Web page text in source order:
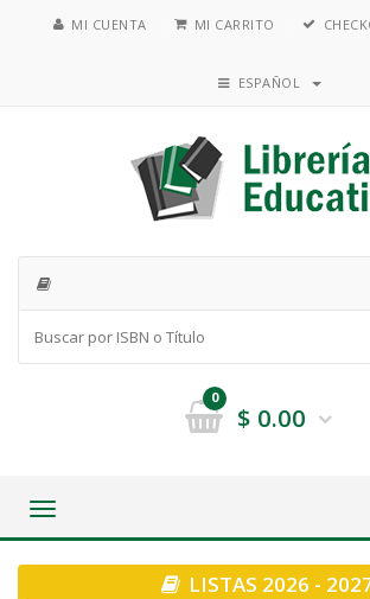
MI CUENTA MI CARRITO
ESPAÑOL
0
$ 0.00
Toggle
LISTAS 2026 -